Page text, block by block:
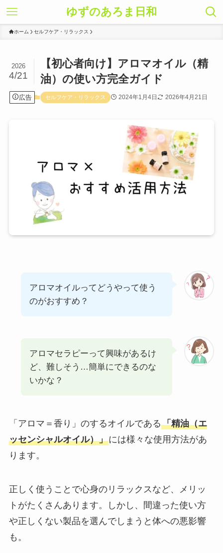
ゆずのあろま日和
ホーム セルフケア・リラックス
【初心者向け】アロマオイル（精
油）の使い方完全ガイド
2026
4/21
広告 セルフケア・リラックス 2024年1月4日 2026年4月21日
アロマオイルってどうやって使う
のがおすすめ？
アロマセラピーって興味があるけ
ど、難しそう…簡単にできるのな
いかな？
「アロマ＝香り」のするオイルである「精油（エ
ッセンシャルオイル）」には様々な使用方法があ
ります。
正しく使うことで心身のリラックスなど、メリッ
トがたくさんあります。しかし、間違った使い方
や正しくない製品を選んでしまうと体への悪影響
も。